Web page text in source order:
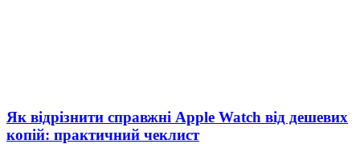
Як відрізнити справжні Apple Watch від дешевих
копій: практичний чеклист